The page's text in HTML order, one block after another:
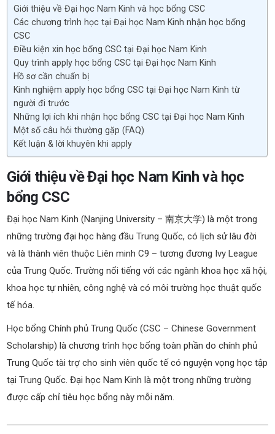
Giới thiệu về Đại học Nam Kinh và học bổng CSC
Các chương trình học tại Đại học Nam Kinh nhận học bổng
CSC
Điều kiện xin học bổng CSC tại Đại học Nam Kinh
Quy trình apply học bổng CSC tại Đại học Nam Kinh
Hồ sơ cần chuẩn bị
Kinh nghiệm apply học bổng CSC tại Đại học Nam Kinh từ
người đi trước
Những lợi ích khi nhận học bổng CSC tại Đại học Nam Kinh
Một số câu hỏi thường gặp (FAQ)
Kết luận & lời khuyên khi apply
Giới thiệu về Đại học Nam Kinh và học
bổng CSC
Đại học Nam Kinh (Nanjing University – 南京大学) là một trong
những trường đại học hàng đầu Trung Quốc, có lịch sử lâu đời
và là thành viên thuộc Liên minh C9 – tương đương Ivy League
của Trung Quốc. Trường nổi tiếng với các ngành khoa học xã hội,
khoa học tự nhiên, công nghệ và có môi trường học thuật quốc
tế hóa.
Học bổng Chính phủ Trung Quốc (CSC – Chinese Government
Scholarship) là chương trình học bổng toàn phần do chính phủ
Trung Quốc tài trợ cho sinh viên quốc tế có nguyện vọng học tập
tại Trung Quốc. Đại học Nam Kinh là một trong những trường
được cấp chỉ tiêu học bổng này mỗi năm.